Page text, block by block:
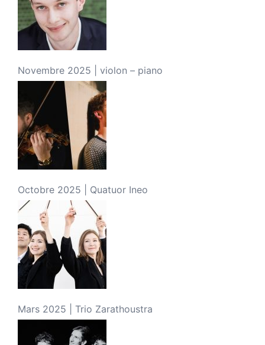
Novembre 2025 | violon – piano
Octobre 2025 | Quatuor Ineo
Mars 2025 | Trio Zarathoustra